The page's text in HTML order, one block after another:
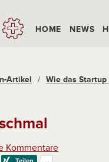
HOME NEWS
Artikel / Wie das
Kommentare